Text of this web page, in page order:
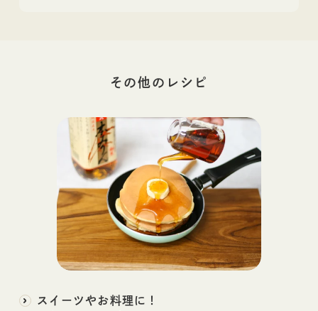
その他の レシピ
スイーツやお料理に！